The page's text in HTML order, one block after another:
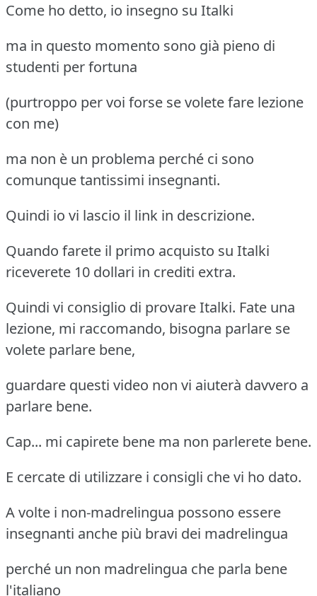
Come ho detto, io insegno su Italki
ma in questo momento sono già pieno di
studenti per fortuna
(purtroppo per voi forse se volete fare lezione
con me)
ma non è un problema perché ci sono
comunque tantissimi insegnanti.
Quindi io vi lascio il link in descrizione.
Quando farete il primo acquisto su Italki
riceverete 10 dollari in crediti extra.
Quindi vi consiglio di provare Italki. Fate una
lezione, mi raccomando, bisogna parlare se
volete parlare bene,
guardare questi video non vi aiuterà davvero a
parlare bene.
Cap... mi capirete bene ma non parlerete bene.
E cercate di utilizzare i consigli che vi ho dato.
A volte i non-madrelingua possono essere
insegnanti anche più bravi dei madrelingua
perché un non madrelingua che parla bene
l'italiano